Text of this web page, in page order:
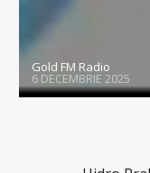
Gold FM Radio
6 DECEMBRIE 2025